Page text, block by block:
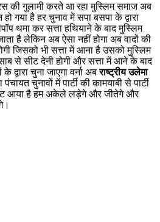
की गुलामी करते आ रहा मुस्लिम समाज अब
गया है हर चुनाव में सपा बसपा के द्वारा
थमा कर सत्ता हथियाने के बाद मुस्लिम
है लेकिन अब ऐसा नहीं होगा अब वादों की
जिसको भी सत्ता में आना है उसको मुस्लिम
से सीट देनी होगी और सत्ता में आने के बाद
के द्वारा चुना जाएगा वर्ना अबराष्ट्रीय उलेमा
चुनावों में पार्टी की कामयाबी से पार्टी
आया है हम अकेले लड़ेगे और जीतेगे और